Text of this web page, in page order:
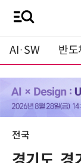
AI·SW 반도
전국